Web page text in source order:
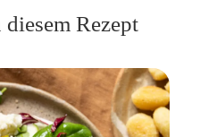
Rezept